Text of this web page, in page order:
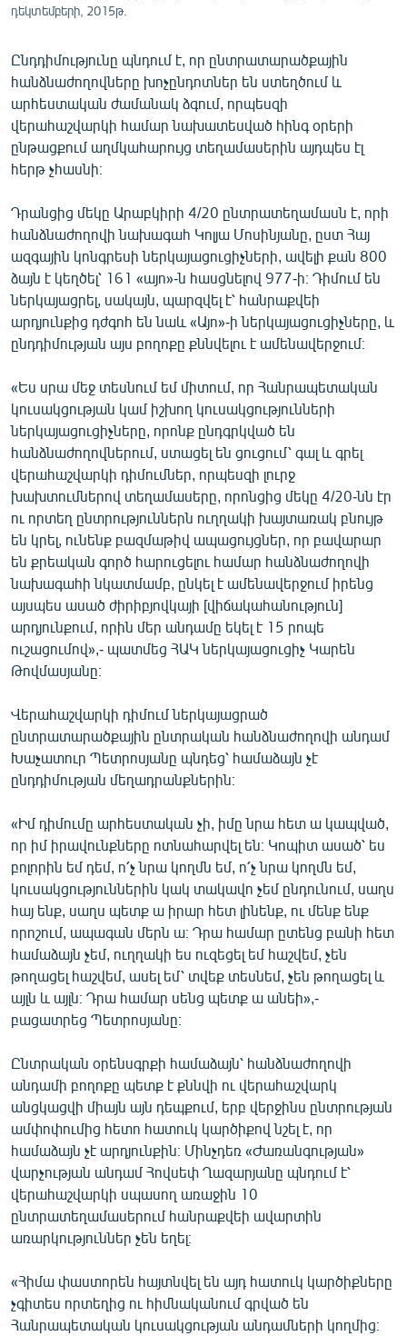
ԿՈՐՈՆԱՎԻՐՈՒՍ
ՏԵՍԱՆՅՈՒԹԵՐ
ԲԱՆԱՎԵՃ
ՁԳՏԵԼՈՎ ԼԱՎԱԳՈՒՅՆԻՆ
ՓՈԴՔԱՍԹ
Հայերեն
English
Русский
ՀԵՏԵՎԵՔ ՄԵԶ
«Ազատության» բոլոր կայքերը
դեկտեմբերի, 2015թ.
Ընդդիմությունը պնդում է, որ ընտրատարածքային
հանձնաժողովները խոչընդոտներ են ստեղծում և
արհեստական ժամանակ ձգում, որպեսզի
վերահաշվարկի համար նախատեսված հինգ օրերի
ընթացքում աղմկահարույց տեղամասերին այդպես էլ
հերթ չհասնի։
Դրանցից մեկը Արաբկիրի 4/20 ընտրատեղամասն է, որի
հանձնաժողովի նախագահ Կոլյա Մոսինյանը, ըստ Հայ
ազգային կոնգրեսի ներկայացուցիչների, ավելի քան 800
ձայն է կեղծել՝ 161 «այո»-ն հասցնելով 977-ի։ Դիմում են
ներկայացրել, սակայն, պարզվել է՝ հանրաքվեի
արդյունքից դժգոհ են նաև «Այո»-ի ներկայացուցիչները, և
ընդդիմության այս բողոքը քննվելու է ամենավերջում։
«Ես սրա մեջ տեսնում եմ միտում, որ Հանրապետական
կուսակցության կամ իշխող կուսակցությունների
ներկայացուցիչները, որոնք ընդգրկված են
հանձնաժողովներում, ստացել են ցուցում՝ գալ և գրել
վերահաշվարկի դիմումներ, որպեսզի լուրջ
խախտումներով տեղամասերը, որոնցից մեկը 4/20-նն էր
ու որտեղ ընտրություններն ուղղակի խայտառակ բնույթ
են կրել, ունենք բազմաթիվ ապացույցներ, որ բավարար
են քրեական գործ հարուցելու համար հանձնաժողովի
նախագահի նկատմամբ, ընկել է ամենավերջում իրենց
այսպես ասած ժիրիբյովկայի [վիճակահանություն]
արդյունքում, որին մեր անդամը եկել է 15 րոպե
ուշացումով»,- պատմեց ՀԱԿ ներկայացուցիչ Կարեն
Թովմասյանը։
Վերահաշվարկի դիմում ներկայացրած
ընտրատարածքային ընտրական հանձնաժողովի անդամ
Խաչատուր Պետրոսյանը պնդեց՝ համաձայն չէ
ընդդիմության մեղադրանքներին։
«Իմ դիմումը արհեստական չի, իմը նրա հետ ա կապված,
որ իմ իրավունքները ոտնահարվել են։ Կոպիտ ասած՝ ես
բոլորին եմ դեմ, ո՛չ նրա կողմն եմ, ո՛չ նրա կողմն եմ,
կուսակցություններին կակ տակավո չեմ ընդունում, սաղս
հայ ենք, սաղս պետք ա իրար հետ լինենք, ու մենք ենք
որոշում, ապագան մերն ա։ Դրա համար ըտենց բանի հետ
համաձայն չեմ, ուղղակի ես ուզեցել եմ հաշվեմ, չեն
թողացել հաշվեմ, ասել եմ՝ տվեք տեսնեմ, չեն թողացել և
այլն և այլն։ Դրա համար սենց պետք ա անեի»,-
բացատրեց Պետրոսյանը։
Ընտրական օրենսգրքի համաձայն՝ հանձնաժողովի
անդամի բողոքը պետք է քննվի ու վերահաշվարկ
անցկացվի միայն այն դեպքում, երբ վերջինս ընտրության
ամփոփումից հետո հատուկ կարծիքով նշել է, որ
համաձայն չէ արդյունքին։ Մինչդեռ «Ժառանգության»
վարչության անդամ Հովսեփ Ղազարյանը պնդում է՝
վերահաշվարկի սպասող առաջին 10
ընտրատեղամասերում հանրաքվեի ավարտին
առարկություններ չեն եղել։
«Հիմա փաստորեն հայտնվել են այդ հատուկ կարծիքները
չգիտես որտեղից ու հիմնականում գրված են
Հանրապետական կուսակցության անդամների կողմից։